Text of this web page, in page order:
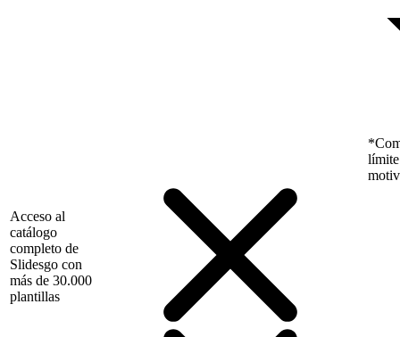
límite
Acceso al
catálogo
completo de
Slidesgo con
más de 30.000
plantillas